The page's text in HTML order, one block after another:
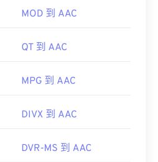
wiki/FLAC
遍，可以在许多其他程序和
常用作视频游戏的音频文
wiki/Advanced_Audio_Coding
MOD 到 AAC
QT 到 AAC
MPG 到 AAC
DIVX 到 AAC
DVR-MS 到 AAC